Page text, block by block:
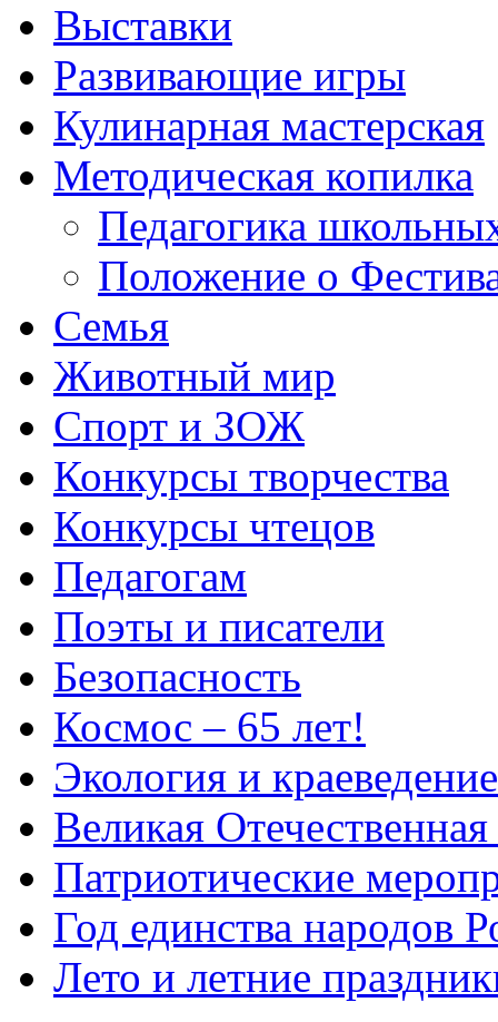
Выставки
Развивающие игры
Кулинарная мастерская
Методическая копилка
Педагогика
Положение о
Семья
Животный мир
Спорт и ЗОЖ
Конкурсы творчества
Конкурсы чтецов
Педагогам
Поэты и писатели
Безопасность
Космос – 65 лет!
Экология и краеведение
Великая
Патриотические
Год единства народов
Лето и летние